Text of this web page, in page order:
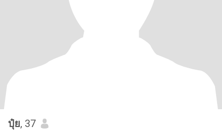
ปุ๋ย, 37